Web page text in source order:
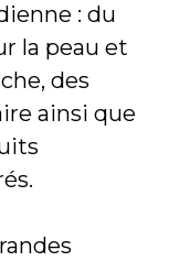
: du
la peau et
des
ainsi que